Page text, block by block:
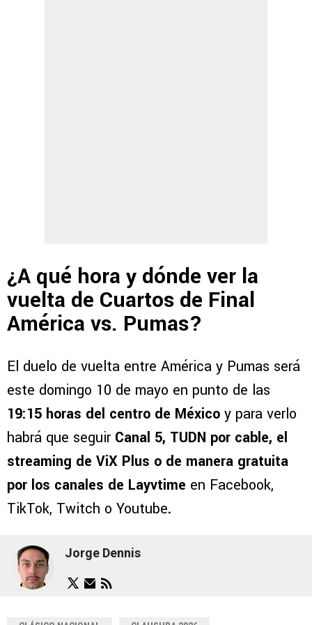
¿A qué hora y dónde ver la
vuelta de Cuartos de Final
América vs. Pumas?
El duelo de vuelta entre América y Pumas será
este domingo 10 de mayo en punto de las
19:15 horas del centro de México y para verlo
habrá que seguir Canal 5, TUDN por cable, el
streaming de ViX Plus o de manera gratuita
por los canales de Layvtime en Facebook,
TikTok, Twitch o Youtube.
Jorge Dennis